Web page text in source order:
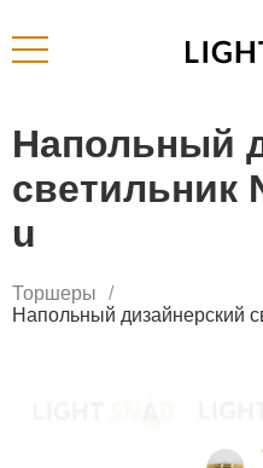
Напольный
светильник
u
Торшеры
Напольный дизайнерский